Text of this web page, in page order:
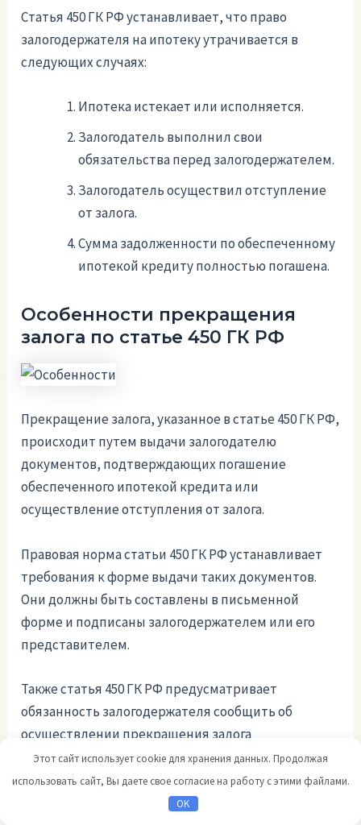
Статья 450 ГК РФ устанавливает, что право
залогодержателя на ипотеку утрачивается в
следующих случаях:
Ипотека истекает или исполняется.
Залогодатель выполнил свои
обязательства перед залогодержателем.
Залогодатель осуществил отступление
от залога.
Сумма задолженности по обеспеченному
ипотекой кредиту полностью погашена.
Особенности прекращения
залога по статье 450 ГК РФ
Прекращение залога, указанное в статье 450 ГК РФ,
происходит путем выдачи залогодателю
документов, подтверждающих погашение
обеспеченного ипотекой кредита или
осуществление отступления от залога.
Правовая норма статьи 450 ГК РФ устанавливает
требования к форме выдачи таких документов.
Они должны быть составлены в письменной
форме и подписаны залогодержателем или его
представителем.
Также статья 450 ГК РФ предусматривает
обязанность залогодержателя сообщить об
осуществлении прекращения залога
зарегистрированным правообладателям. В случае
отсутствия таких зарегистрированных
правообладателей уведомление должно быть
Этот сайт использует cookie для хранения данных. Продолжая
использовать сайт, Вы даете свое согласие на работу с этими файлами.
OK